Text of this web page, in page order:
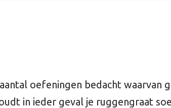
oefeningen bedacht waarvan
in ieder geval je ruggengraat